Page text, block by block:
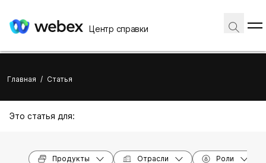
Центр справки
Главная / Статья
Это статья для:
Продукты Отрасли Роли